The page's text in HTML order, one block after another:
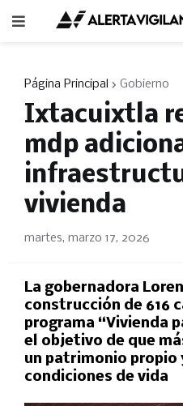
Página Principal Gobierno
Ixtacuixtla
mdp
vivienda
martes, marzo 17, 2026
La gobernadora
construcción de 616
programa “Vivienda
el objetivo de que
un patrimonio propio
condiciones de vida